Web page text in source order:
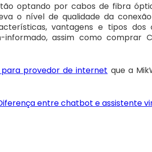
optando por cabos de fibra
o nível de qualidade da
vantagens e tipos
informado, assim como comprar
provedor de internet que a
entre chatbot e assistente